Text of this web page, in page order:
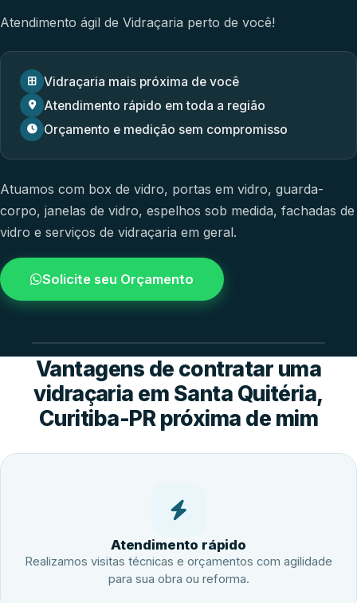
Atendimento ágil de Vidraçaria perto de você!
Vidraçaria mais próxima de você
Atendimento rápido em toda a região
Orçamento e medição sem compromisso
Atuamos com box de vidro, portas em vidro, guarda-
corpo, janelas de vidro, espelhos sob medida, fachadas de
vidro e serviços de vidraçaria em geral.
Solicite seu Orçamento
4.9 / 5.0
avaliacao dos clientes
Vantagens de contratar uma
vidraçaria em Santa Quitéria,
Curitiba-PR próxima de mim
Atendimento rápido
Realizamos visitas técnicas e orçamentos com agilidade
para sua obra ou reforma.